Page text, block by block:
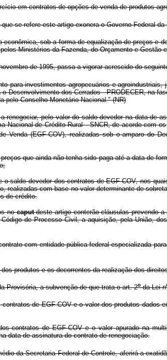
em contratos de opções de venda de produtos
se refere este artigo exonera o Governo Federal
sob a forma de equalização de preços e
Ministérios da Fazenda, do Orçamento e Gestão
de 1995, passa a vigorar acrescido do
para investimentos agropecuários e
o Desenvolvimento dos Cerrados - PRODECER, na
pelo Conselho Monetário Nacional." (NR)
pelo valor do saldo devedor na data de
Nacional de Crédito Rural - SNCR, de acordo com
Venda (EGF-COV), realizadas sob o amparo do
que ainda não tenha sido paga até a data de
saldo devedor dos contratos de EGF-COV, nos
realizadas com base no valor determinante de
de crédito.
nocaputdeste artigo conterão cláusulas prevendo
de Processo Civil, a aquisição, pela União,
com entidade pública federal especializada
produtos e os decorrentes da realização dos
Provisória, a subvenção de que trata o art. 2oda Lei n
de EGF-COV e o valor dos produtos
contratos de EGF-COV e o valor apurado na
data de assinatura do contrato de renegociação.
da Secretaria Federal de Controle, aferirá a